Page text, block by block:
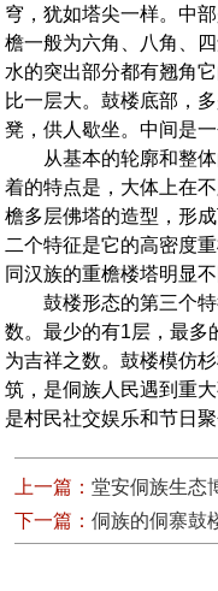
穹，犹如塔尖一样。中
檐一般为六角、八角、
水的突出部分都有翘角
比一层大。鼓楼底部，
凳，供人歇坐。中间是
从基本的轮廓和整
着的特点是，大体上在
檐多层佛塔的造型，形
二个特征是它的高密度
同汉族的重檐楼塔明显不
鼓楼形态的第三个
数。最少的有1层，最多
为吉祥之数。鼓楼模仿
筑，是侗族人民遇到重
是村民社交娱乐和节日聚
上一篇： 堂安侗族生态
下一篇： 侗族的侗寨鼓